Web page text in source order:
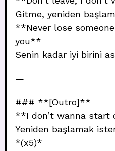
Gitme, yeniden
**Never lose
you**
Senin kadar iyi birini
—
### **[Outro]**
**I don’t wanna start
Yeniden başlamak
*(x5)*